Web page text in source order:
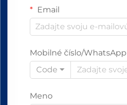
Email
Mobilné číslo/WhatsApp
Code
Meno